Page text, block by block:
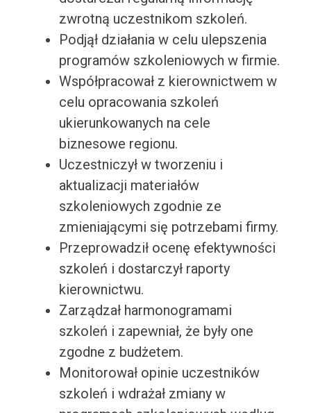
zwrotną uczestnikom szkoleń.
Podjął działania w celu ulepszenia
programów szkoleniowych w firmie.
Współpracował z kierownictwem w
celu opracowania szkoleń
ukierunkowanych na cele
biznesowe regionu.
Uczestniczył w tworzeniu i
aktualizacji materiałów
szkoleniowych zgodnie ze
zmieniającymi się potrzebami firmy.
Przeprowadził ocenę efektywności
szkoleń i dostarczył raporty
kierownictwu.
Zarządzał harmonogramami
szkoleń i zapewniał, że były one
zgodne z budżetem.
Monitorował opinie uczestników
szkoleń i wdrażał zmiany w